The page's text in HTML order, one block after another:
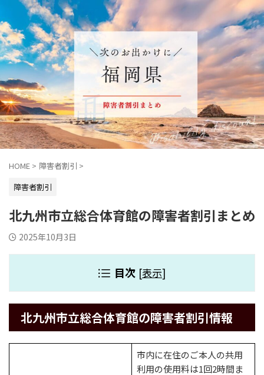
HOME > 障害者割引 >
障害者割引
北九州市立総合体育館の障害者割引まとめ
2025年10月3日
目次 [表示]
北九州市立総合体育館の障害者割引情報
市内に在住のご本人の共用
利用の使用料は1回2時間ま